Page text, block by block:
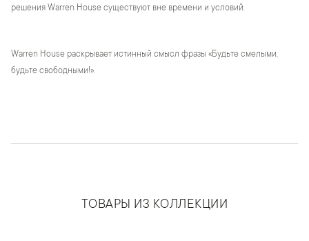
решения Warren House существуют вне времени и условий.
Warren House раскрывает истинный смысл фразы «Будьте смелыми,
будьте свободными!».
ТОВАРЫ ИЗ КОЛЛЕКЦИИ